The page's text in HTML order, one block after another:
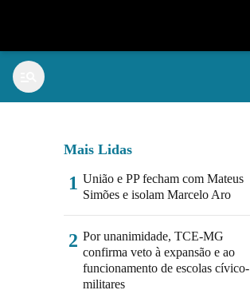
Mais Lidas
1 União e PP fecham com Mateus
Simões e isolam Marcelo Aro
2 Por unanimidade, TCE-MG
confirma veto à expansão e ao
funcionamento de escolas cívico-
militares